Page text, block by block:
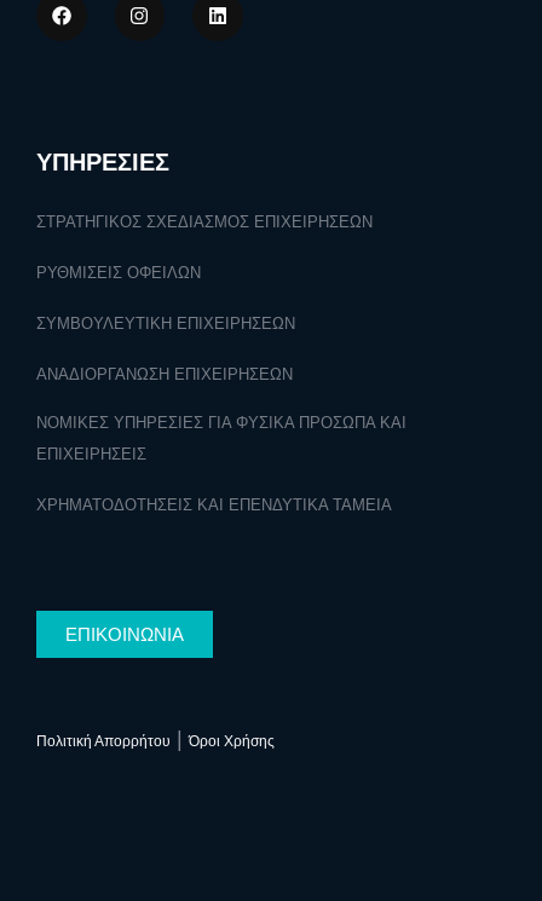
ΥΠΗΡΕΣΙΕΣ
ΣΤΡΑΤΗΓΙΚΟΣ ΣΧΕΔΙΑΣΜΟΣ ΕΠΙΧΕΙΡΗΣΕΩΝ
ΡΥΘΜΙΣΕΙΣ ΟΦΕΙΛΩΝ
ΣΥΜΒΟΥΛΕΥΤΙΚΗ ΕΠΙΧΕΙΡΗΣΕΩΝ
ΑΝΑΔΙΟΡΓΑΝΩΣΗ ΕΠΙΧΕΙΡΗΣΕΩΝ
ΝΟΜΙΚΕΣ ΥΠΗΡΕΣΙΕΣ ΓΙΑ ΦΥΣΙΚΑ ΠΡΟΣΩΠΑ ΚΑΙ
ΕΠΙΧΕΙΡΗΣΕΙΣ
ΧΡΗΜΑΤΟΔΟΤΗΣΕΙΣ ΚΑΙ ΕΠΕΝΔΥΤΙΚΑ ΤΑΜΕΙΑ
ΕΠΙΚΟΙΝΩΝΙΑ
Πολιτική Απορρήτου |Όροι Χρήσης